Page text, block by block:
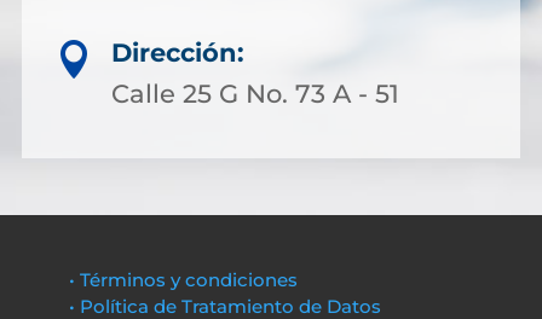

Dirección:
Calle 25 G No. 73 A - 51
• Términos y condiciones
• Política de Tratamiento de Datos